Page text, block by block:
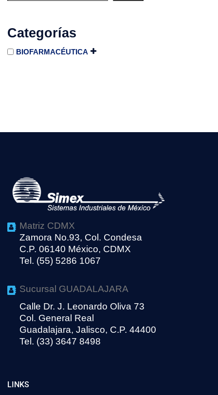
Categorías
BIOFARMACÉUTICA
Matriz CDMX
Zamora No.93, Col. Condesa
C.P. 06140 México, CDMX
Tel. (55) 5286 1067
Sucursal GUADALAJARA
Calle Dr. J. Leonardo Oliva 73
Col. General Real
Guadalajara, Jalisco, C.P. 44400
Tel. (33) 3647 8498
LINKS